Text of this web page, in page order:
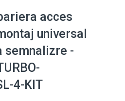
acces
universal
semnalizre -
4-KIT